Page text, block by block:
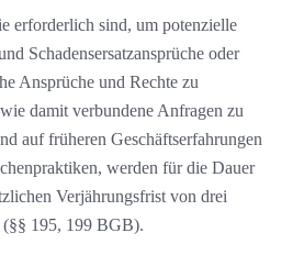
erforderlich sind, um potenzielle
Schadensersatzansprüche oder
Ansprüche und Rechte zu
damit verbundene Anfragen zu
auf früheren Geschäftserfahrungen
werden für die Dauer
Verjährungsfrist von drei
(§§ 195, 199 BGB).